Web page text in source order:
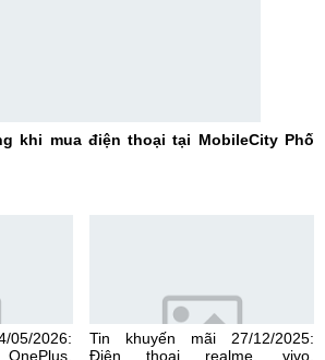
khi mua điện thoại tại MobileCity Phố
2026:
Tin khuyến mãi 27/12/2025:
Điện thoại realme, vivo,